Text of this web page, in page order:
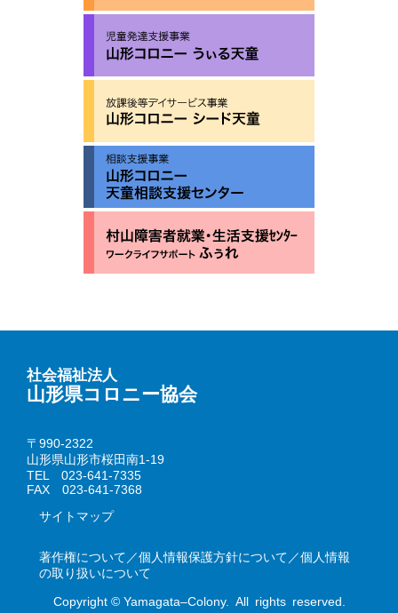
社会福祉法人
山形県コロニー協会
〒990-2322
山形県山形市桜田南1-19
TEL 023-641-7335
FAX 023-641-7368
サイトマップ
著作権について／個人情報保護方針について／個人情報
の取り扱いについて
Copyright © Yamagata–Colony. All rights reserved.